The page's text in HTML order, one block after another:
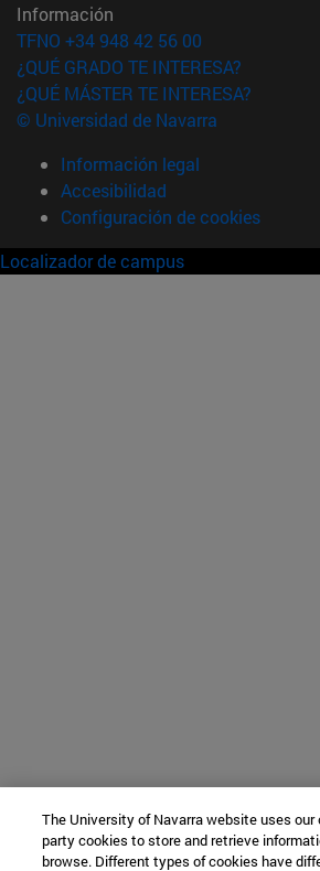
Información
TFNO +34 948 42 56 00
¿QUÉ GRADO TE INTERESA?
¿QUÉ MÁSTER TE INTERESA?
© Universidad de Navarra
Información legal
Accesibilidad
Configuración de cookies
Localizador de campus
The University of Navarra website uses our
party cookies to store and retrieve
browse. Different types of cookies have